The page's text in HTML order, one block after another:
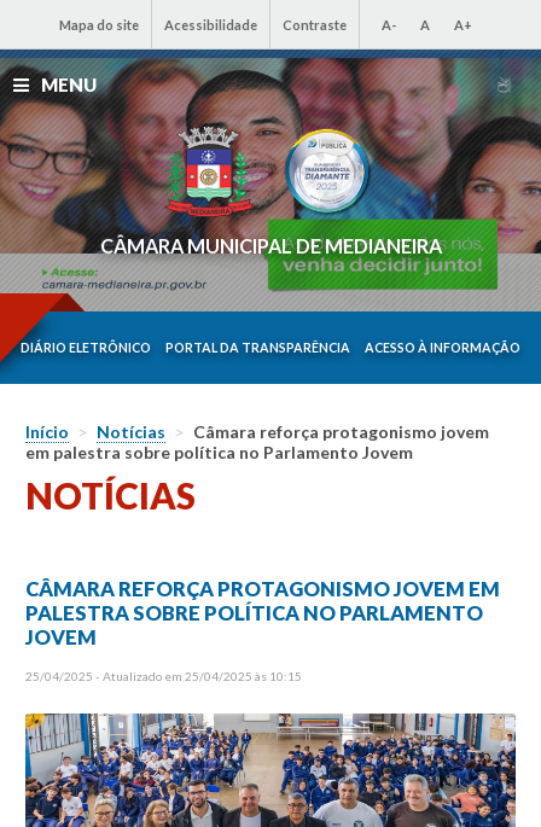
Mapa do site Acessibilidade Contraste A- A A+
MENU
CÂMARA MUNICIPAL DE MEDIANEIRA
DIÁRIO ELETRÔNICO PORTAL DA TRANSPARÊNCIA ACESSO À INFORMAÇÃO
Início > Notícias > Câmara reforça protagonismo jovem
em palestra sobre política no Parlamento Jovem
NOTÍCIAS
CÂMARA REFORÇA PROTAGONISMO JOVEM EM
PALESTRA SOBRE POLÍTICA NO PARLAMENTO
JOVEM
25/04/2025 - Atualizado em 25/04/2025 às 10:15